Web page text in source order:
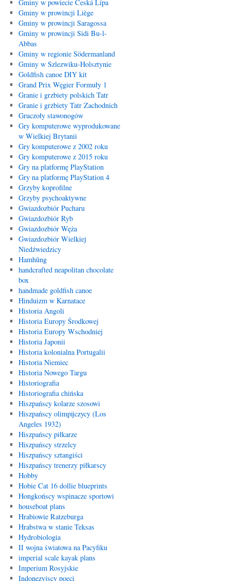
Gminy w powiecie Česká Lípa
Gminy w prowincji Liège
Gminy w prowincji Saragossa
Gminy w prowincji Sidi Bu-l-
Abbas
Gminy w regionie Södermanland
Gminy w Szlezwiku-Holsztynie
Goldfish canoe DIY kit
Grand Prix Węgier Formuły 1
Granie i grzbiety polskich Tatr
Granie i grzbiety Tatr Zachodnich
Gruczoły stawonogów
Gry komputerowe wyprodukowane
w Wielkiej Brytanii
Gry komputerowe z 2002 roku
Gry komputerowe z 2015 roku
Gry na platformę PlayStation
Gry na platformę PlayStation 4
Grzyby koprofilne
Grzyby psychoaktywne
Gwiazdozbiór Pucharu
Gwiazdozbiór Ryb
Gwiazdozbiór Węża
Gwiazdozbiór Wielkiej
Niedźwiedzicy
Hamhŭng
handcrafted neapolitan chocolate
box
handmade goldfish canoe
Hinduizm w Karnatace
Historia Angoli
Historia Europy Środkowej
Historia Europy Wschodniej
Historia Japonii
Historia kolonialna Portugalii
Historia Niemiec
Historia Nowego Targu
Historiografia
Historiografia chińska
Hiszpańscy kolarze szosowi
Hiszpańscy olimpijczycy (Los
Angeles 1932)
Hiszpańscy piłkarze
Hiszpańscy strzelcy
Hiszpańscy sztangiści
Hiszpańscy trenerzy piłkarscy
Hobby
Hobie Cat 16 dollie blueprints
Hongkońscy wspinacze sportowi
houseboat plans
Hrabiowie Ratzeburga
Hrabstwa w stanie Teksas
Hydrobiologia
II wojna światowa na Pacyfiku
imperial scale kayak plans
Imperium Rosyjskie
Indonezyjscy poeci